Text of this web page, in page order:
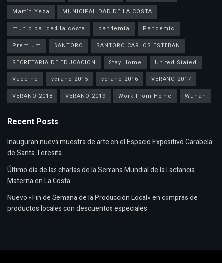
Martín Yeza
MUNICIPALIDAD DE LA COSTA
municipalidad la costa
pandemia
Pandemic
Premium
SANTORO
SANTORO CARLOS ESTEBAN
SECRETARIA DE EDUCACION
Stay Home
United Stated
Vaccine
verano 2015 verano 2016
VERANO 2017
VERANO 2018
VERANO 2019 Work From Home Wuhan
Recent Posts
Inauguran nueva muestra de arte en el Espacio Expositivo Carabela
de Santa Teresita
Último día de las charlas de la Semana Mundial de la Lactancia
Materna en La Costa
Nuevo «Fin de Semana de la Producción Local» en compras de
productos locales con descuentos especiales